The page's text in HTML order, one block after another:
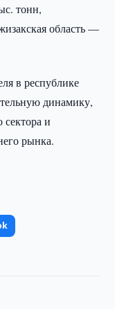
тонн,
область —
в республике
динамику,
сектора и
рынка.